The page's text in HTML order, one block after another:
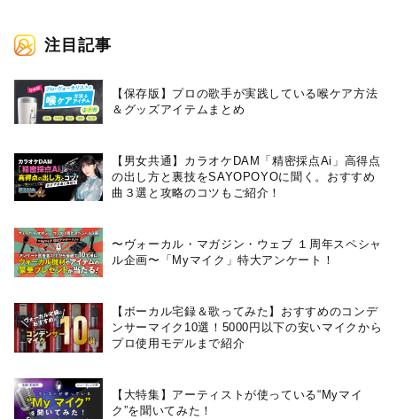
注目記事
【保存版】プロの歌手が実践している喉ケア⽅法
＆グッズアイテムまとめ
【男女共通】カラオケDAM「精密採点Ai」高得点
の出し方と裏技をSAYOPOYOに聞く。おすすめ
曲３選と攻略のコツもご紹介！
〜ヴォーカル・マガジン・ウェブ １周年スペシャ
ル企画〜「Myマイク」特大アンケート！
【ボーカル宅録＆歌ってみた】おすすめのコンデ
ンサーマイク10選！5000円以下の安いマイクから
プロ使用モデルまで紹介
【大特集】アーティストが使っている“Myマイ
ク”を聞いてみた！